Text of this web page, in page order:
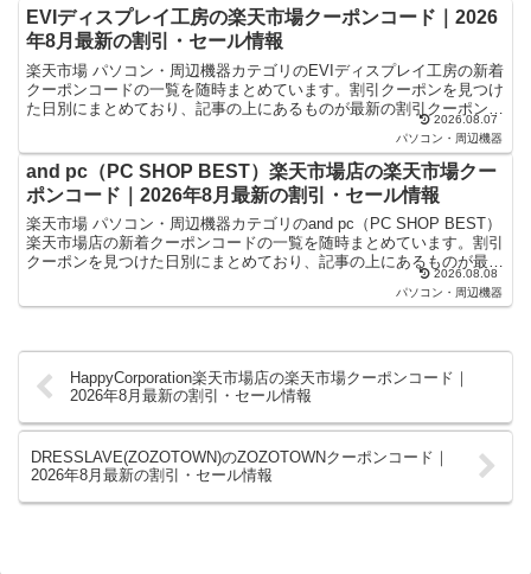
EVIディスプレイ工房の楽天市場クーポンコード｜2026
年8月最新の割引・セール情報
楽天市場 パソコン・周辺機器カテゴリのEVIディスプレイ工房の新着
クーポンコードの一覧を随時まとめています。割引クーポンを見つけ
た日別にまとめており、記事の上にあるものが最新の割引クーポンに
なります。楽天スーパーセールやお買い物マラソンなど...
2026.08.07
パソコン・周辺機器
and pc（PC SHOP BEST）楽天市場店の楽天市場クー
ポンコード｜2026年8月最新の割引・セール情報
楽天市場 パソコン・周辺機器カテゴリのand pc（PC SHOP BEST）
楽天市場店の新着クーポンコードの一覧を随時まとめています。割引
クーポンを見つけた日別にまとめており、記事の上にあるものが最新
2026.08.08
パソコン・周辺機器
HappyCorporation楽天市場店の楽天市場クーポンコード｜
2026年8月最新の割引・セール情報
DRESSLAVE(ZOZOTOWN)のZOZOTOWNクーポンコード｜
2026年8月最新の割引・セール情報